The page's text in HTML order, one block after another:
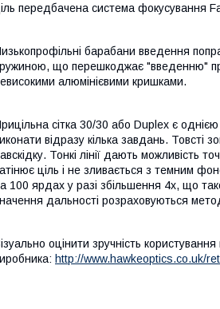
передбачена система фокусування
барабани введення
що перешкоджає "введенню"
алюмінієвими кришками.
сітка 30/30 або Duplex є
відразу кілька завдань. Товсті
Тонкі лінії дають можливість
ціль і не зливається з темним
100 ярдах у разі збільшення 4х, що
дальності розраховуються
оцінити зручність
http://www.hawkeoptics.co.uk/